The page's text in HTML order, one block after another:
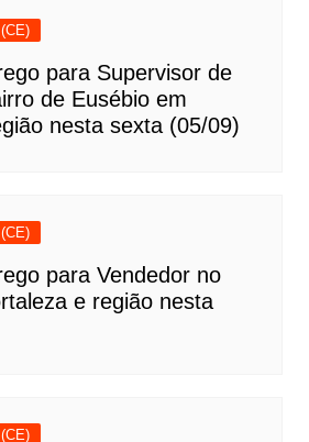
para Supervisor de
de Eusébio em
nesta sexta (05/09)
para Vendedor no
e região nesta